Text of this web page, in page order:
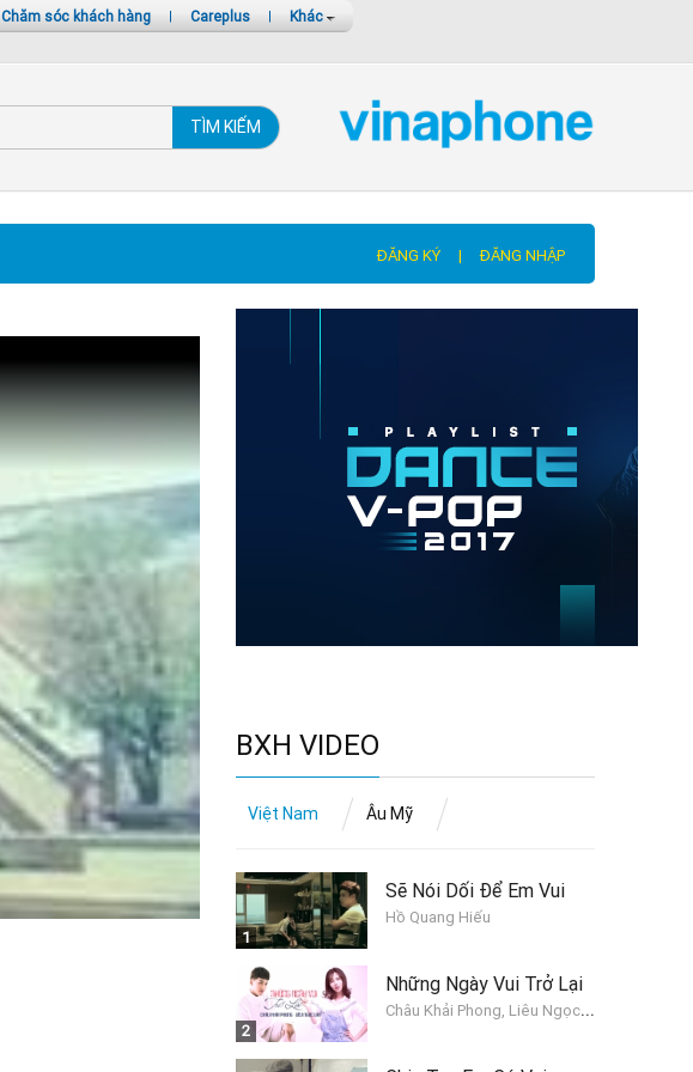
Chăm sóc khách hàng | Careplus | Khác
TÌM KIẾM
ĐĂNG KÝ | ĐĂNG NHẬP
BXH VIDEO
Việt Nam Âu Mỹ
1
Sẽ Nói Dối Để Em Vui
Hồ Quang Hiếu
2
Những Ngày Vui Trở Lại
C
hâu Khải Phong, Liêu Ngọc Lan